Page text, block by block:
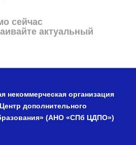
сейчас
актуальный
некоммерческая организация
дополнительного
(АНО «СПб ЦДПО»)